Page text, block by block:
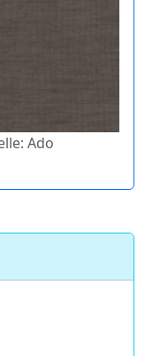
Ado